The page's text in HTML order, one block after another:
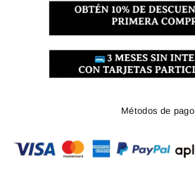
Métodos de pago